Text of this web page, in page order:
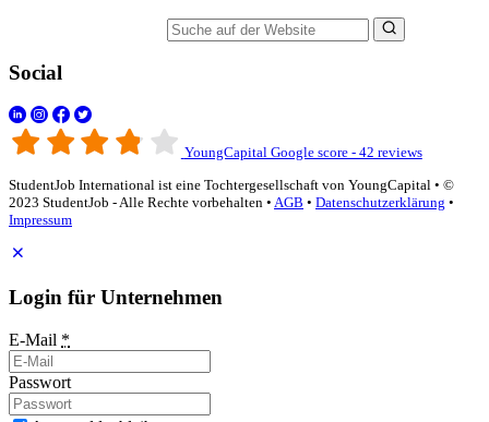
Social
YoungCapital Google score - 42 reviews
StudentJob International ist eine Tochtergesellschaft von YoungCapital • ©
2023 StudentJob - Alle Rechte vorbehalten • AGB • Datenschutzerklärung •
Impressum
Login für Unternehmen
E-Mail *
Passwort